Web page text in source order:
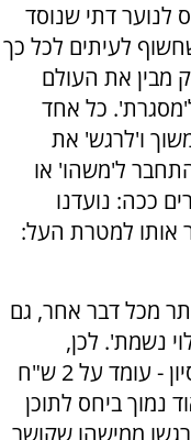
לנוער דתי שנוסד
לעיתים לכל כך
מבין את העולם
כל אחד
ו'לרגש' את
ל'משהו' או
ככה: נועדנו
אותו למטרת העל:
מכל דבר אחר, גם
נשמת'. לכן,
התשלום על המגזין ל-2 חודשיים ניסיון - עומד על 2 ש"ח
נמוך ביחס לתוכן